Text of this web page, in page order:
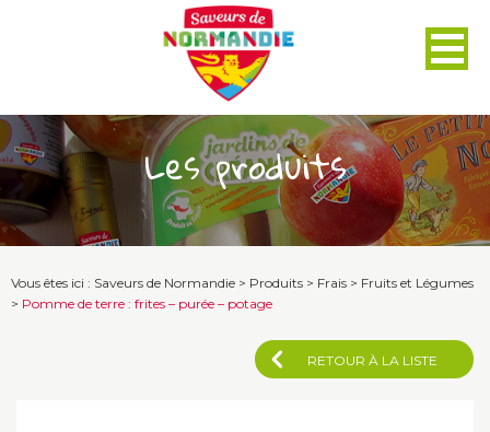
Les produits
Vous êtes ici : Saveurs de Normandie > Produits > Frais > Fruits et Légumes
> Pomme de terre : frites – purée – potage
RETOUR À LA LISTE
Panneau de gestion des cookies